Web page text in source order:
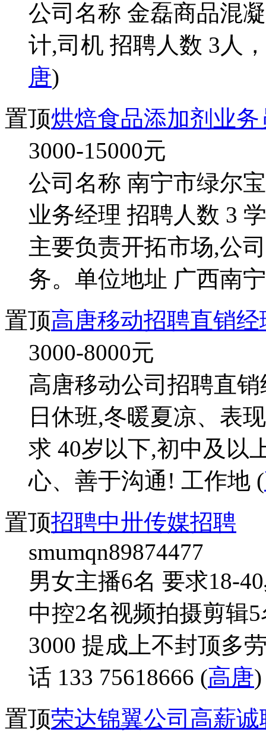
公司名称 金磊商品混
计,司机 招聘人数 3人
唐)
置顶烘焙食品添加剂业务
3000-15000元
公司名称 南宁市绿尔
业务经理 招聘人数 3
主要负责开拓市场,公
务。单位地址 广西南
置顶高唐移动招聘直销经
3000-8000元
高唐移动公司招聘直
日休班,冬暖夏凉、表
求 40岁以下,初中及以
心、善于沟通! 工作地 (
置顶招聘中卅传媒招聘
smumqn89874477
男女主播6名 要求18-
中控2名视频拍摄剪辑
3000 提成上不封顶多
话 133 75618666 (高唐)
置顶荣达锦翼公司高薪